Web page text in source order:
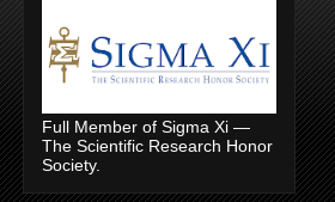
Full Member of Sigma Xi —
The Scientific Research Honor
Society.